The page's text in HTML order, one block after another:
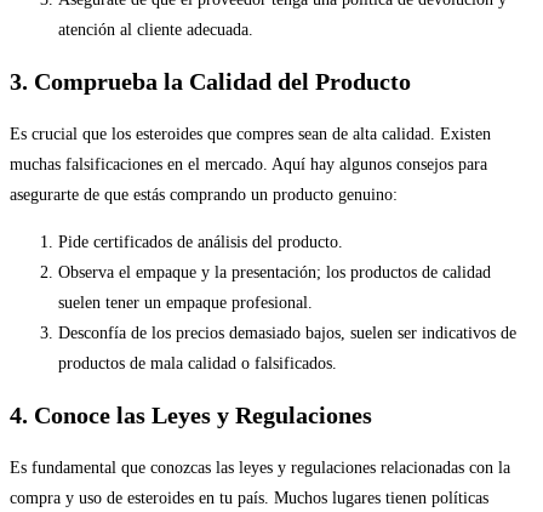
atención al cliente adecuada.
3. Comprueba la Calidad del Producto
Es crucial que los esteroides que compres sean de alta calidad. Existen
muchas falsificaciones en el mercado. Aquí hay algunos consejos para
asegurarte de que estás comprando un producto genuino:
Pide certificados de análisis del producto.
Observa el empaque y la presentación; los productos de calidad
suelen tener un empaque profesional.
Desconfía de los precios demasiado bajos, suelen ser indicativos de
productos de mala calidad o falsificados.
4. Conoce las Leyes y Regulaciones
Es fundamental que conozcas las leyes y regulaciones relacionadas con la
compra y uso de esteroides en tu país. Muchos lugares tienen políticas